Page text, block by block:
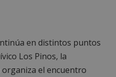
en distintos puntos
Los Pinos, la
organiza el encuentro